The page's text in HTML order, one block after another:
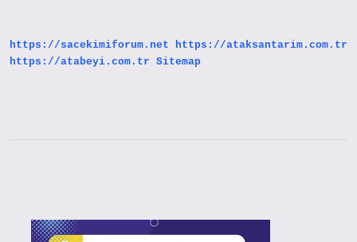
https://sacekimiforum.net
https://ataksantarim.com.tr
https://atabeyi.com.tr Sitemap